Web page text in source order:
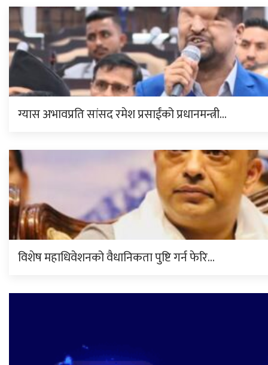
ग्यास अभावप्रति सांसद रमेश प्रसाईंको प्रधानमन्त्री…
विशेष महाधिवेशनको वैधानिकता पुष्टि गर्न फेरि…